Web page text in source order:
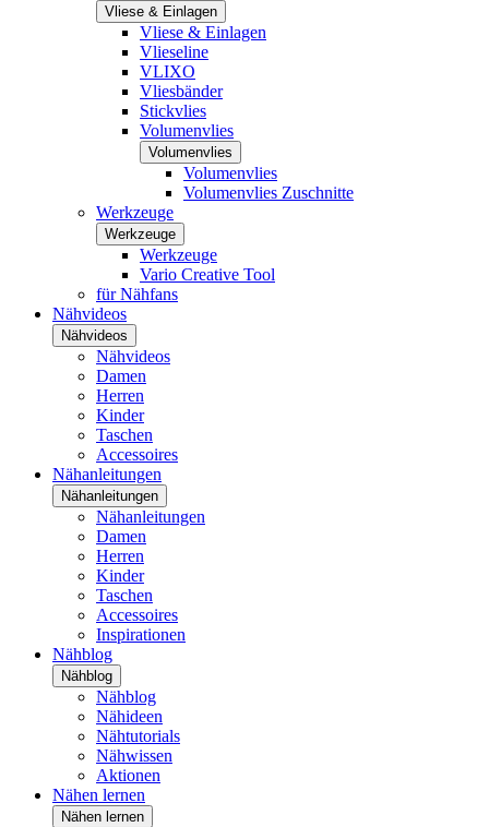
Vliese & Einlagen
Vliese & Einlagen
Vlieseline
VLIXO
Vliesbänder
Stickvlies
Volumenvlies
Volumenvlies
Volumenvlies
Volumenvlies Zuschnitte
Werkzeuge
Werkzeuge
Werkzeuge
Vario Creative Tool
für Nähfans
Nähvideos
Nähvideos
Nähvideos
Damen
Herren
Kinder
Taschen
Accessoires
Nähanleitungen
Nähanleitungen
Nähanleitungen
Damen
Herren
Kinder
Taschen
Accessoires
Inspirationen
Nähblog
Nähblog
Nähblog
Nähideen
Nähtutorials
Nähwissen
Aktionen
Nähen lernen
Nähen lernen